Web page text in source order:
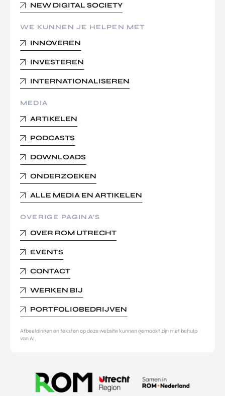
NEW DIGITAL SOCIETY
WE KUNNEN JE HELPEN MET
INNOVEREN
INVESTEREN
INTERNATIONALISEREN
MEDIA
ARTIKELEN
PODCASTS
DOWNLOADS
ONDERZOEKEN
ALLE MEDIA EN ARTIKELEN
OVERIGE PAGINA’S
OVER ROM UTRECHT
EVENTS
CONTACT
WERKEN BIJ
PORTFOLIOBEDRIJVEN
Afbeeldingen en teksten op deze website kunnen gemaakt zijn met behulp
van AI.